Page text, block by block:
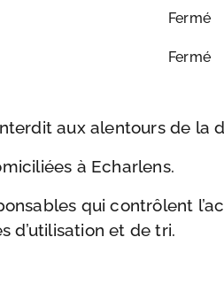
Fermé
Fermé
aux alentours de la
à Echarlens.
qui contrôlent
d’utilisation et de tri.